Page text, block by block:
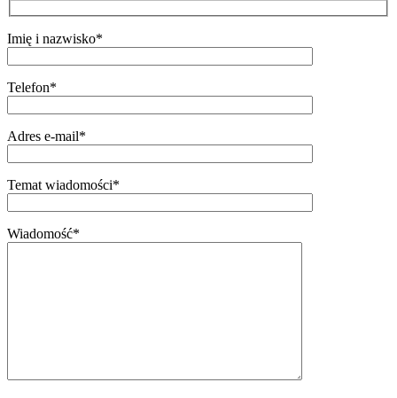
Imię i nazwisko*
Telefon*
Adres e-mail*
Temat wiadomości*
Wiadomość*